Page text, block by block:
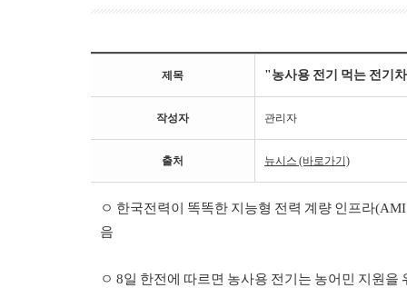
제목 "농사용 전기 먹는 전기
작성자 관리자
출처 뉴시스 (바로가기)
ㅇ 한국전력이 똑똑한 지능형 전력 계량 인프라
음
ㅇ 8일 한전에 따르면 농사용 전기는 농어민 지원